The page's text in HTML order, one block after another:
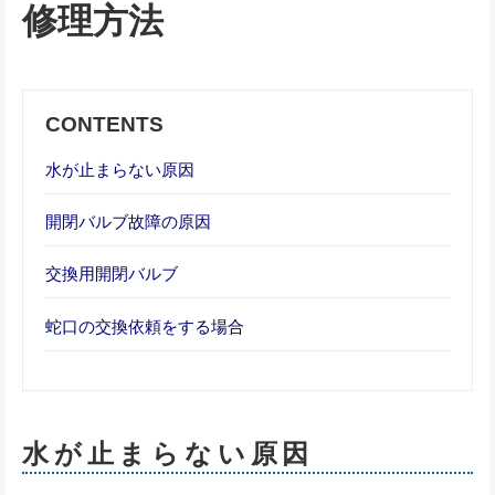
修理方法
CONTENTS
水が止まらない原因
開閉バルブ故障の原因
交換用開閉バルブ
蛇口の交換依頼をする場合
水が止まらない原因